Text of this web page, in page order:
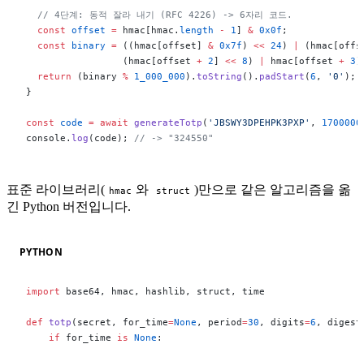
  // 4단계: 동적 잘라 내기 (RFC 4226) -> 6자리 코드.
  const
offset = hmac[hmac. length - 1] & 0x0f ;
  const
binary = ((hmac[offset] & 0x7f ) << 24)
                 (hmac[offset
+ 2] << 8 ) hmac[offset + 3
  return
(binary % 1_000_000 ). toString (). padStart (6 , '0' );
}
const code = await generateTotp ( 'JBSWY3DPEHPK3PXP' ,
console. log (code); // -> "324550"
표준 라이브러리( hmac 와 struct )만으로 같은 알고리즘을 옮
긴 Python 버전입니다.
PYTHON
import base64, hmac, hashlib, struct, time
def totp (secret, for_time=None , period=30 , digits=6 , digest
    if
for_time is None :